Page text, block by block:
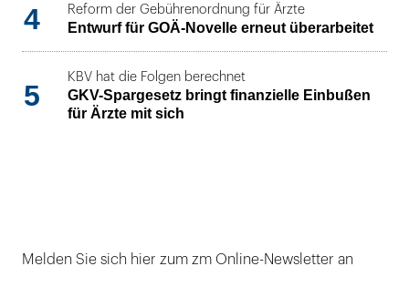
4 Reform der Gebührenordnung für Ärzte
Entwurf für GOÄ-Novelle erneut überarbeitet
5
KBV hat die Folgen berechnet
GKV-Spargesetz bringt finanzielle Einbußen
für Ärzte mit sich
Melden Sie sich hier zum zm Online-Newsletter an